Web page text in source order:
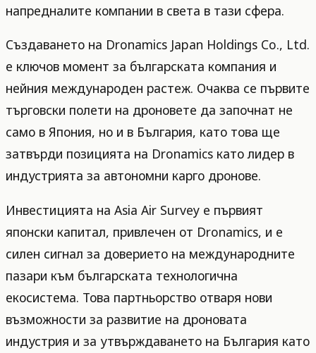
напредналите компании в света в тази сфера.
Създаването на Dronamics Japan Holdings Co., Ltd.
е ключов момент за българската компания и
нейния международен растеж. Очаква се първите
търговски полети на дроновете да започнат не
само в Япония, но и в България, като това ще
затвърди позицията на Dronamics като лидер в
индустрията за автономни карго дронове.
Инвестицията на Asia Air Survey е първият
японски капитал, привлечен от Dronamics, и е
силен сигнал за доверието на международните
пазари към българската технологична
екосистема. Това партньорство отваря нови
възможности за развитие на дроновата
индустрия и за утвърждаването на България като